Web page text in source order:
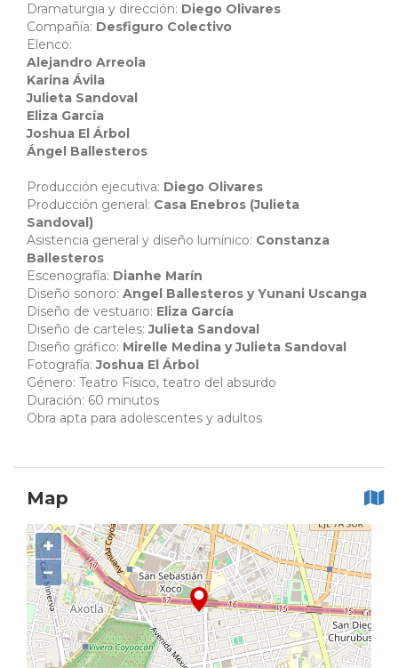
Dramaturgia y dirección: Diego Olivares
Compañía: Desfiguro Colectivo
Elenco:
Alejandro Arreola
Karina Ávila
Julieta Sandoval
Eliza García
Joshua El Árbol
Ángel Ballesteros
Producción ejecutiva: Diego Olivares
Producción general: Casa Enebros (Julieta
Sandoval)
Asistencia general y diseño lumínico: Constanza
Ballesteros
Escenografía: Dianhe Marín
Diseño sonoro: Angel Ballesteros y Yunani Uscanga
Diseño de vestuario: Eliza García
Diseño de carteles: Julieta Sandoval
Diseño gráfico: Mirelle Medina y Julieta Sandoval
Fotografía: Joshua El Árbol
Género: Teatro Físico, teatro del absurdo
Duración: 60 minutos
Obra apta para adolescentes y adultos
Map
+
−